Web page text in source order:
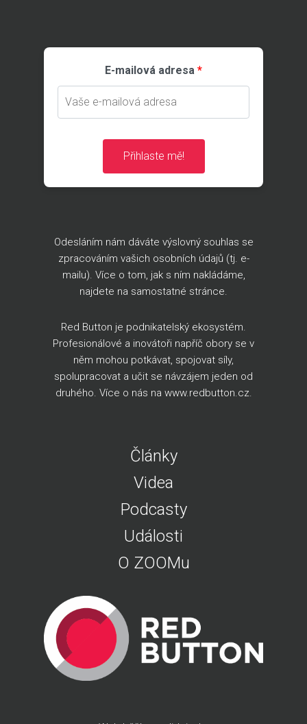
E-mailová adresa
Přihlaste mě!
Odesláním nám dáváte výslovný souhlas se
zpracováním vašich osobních údajů (tj. e-
mailu). Více o tom, jak s ním nakládáme,
najdete na samostatné stránce.
Red Button je podnikatelský ekosystém.
Profesionálové a inovátoři napříč obory se v
něm mohou potkávat, spojovat síly,
spolupracovat a učit se návzájem jeden od
druhého. Více o nás na www.redbutton.cz.
Články
Videa
Podcasty
Události
O ZOOMu